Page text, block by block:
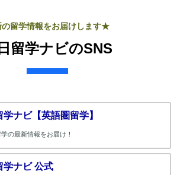
の留学情報をお届けします★
留学ナビのSNS
学ナビ【英語圏留学】
の最新情報をお届け！
学ナビ 公式